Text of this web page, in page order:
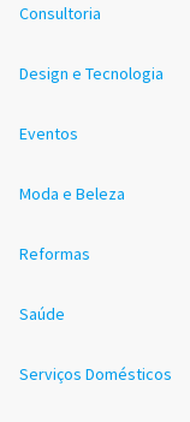
Consultoria
Design e Tecnologia
Eventos
Moda e Beleza
Reformas
Saúde
Serviços Domésticos